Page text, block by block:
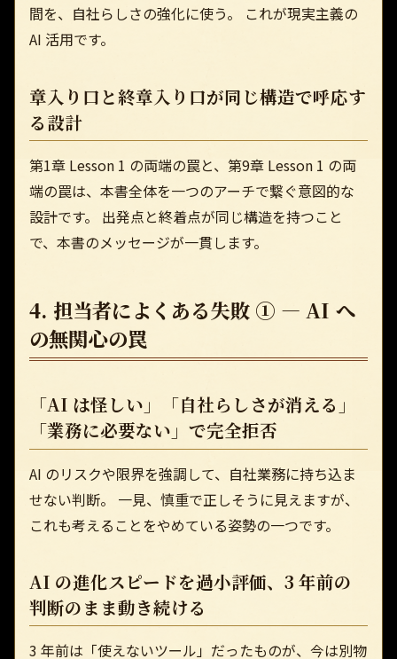
間を、自社らしさの強化に使う。 これが現実主義の
AI 活用です。
章入り口と終章入り口が同じ構造で呼応す
る設計
第1章 Lesson 1 の両端の罠と、第9章 Lesson 1 の両
端の罠は、本書全体を一つのアーチで繋ぐ意図的な
設計です。 出発点と終着点が同じ構造を持つこと
で、本書のメッセージが一貫します。
4. 担当者によくある失敗 ① — AI へ
の無関心の罠
「AI は怪しい」「自社らしさが消える」
「業務に必要ない」で完全拒否
AI のリスクや限界を強調して、自社業務に持ち込ま
せない判断。 一見、慎重で正しそうに見えますが、
これも考えることをやめている姿勢の一つです。
AI の進化スピードを過小評価、3 年前の
判断のまま動き続ける
3 年前は「使えないツール」だったものが、今は別物